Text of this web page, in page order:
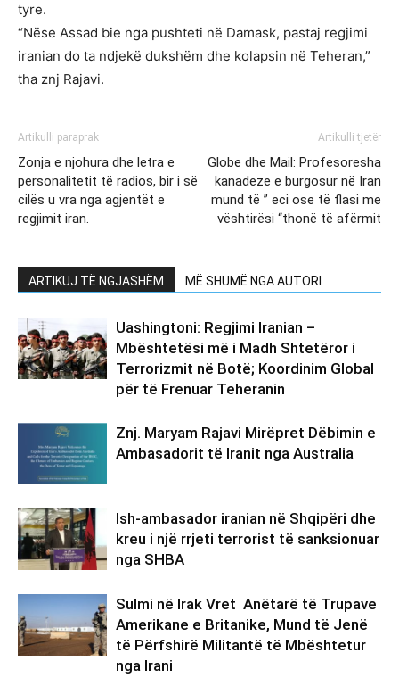
tyre.
“Nëse Assad bie nga pushteti në Damask, pastaj regjimi
iranian do ta ndjekë dukshëm dhe kolapsin në Teheran,”
tha znj Rajavi.
Artikulli paraprak
Zonja e njohura dhe letra e
personalitetit të radios, bir i së
cilës u vra nga agjentët e
regjimit iran.
Artikulli tjetër
Globe dhe Mail: Profesoresha
kanadeze e burgosur në Iran
mund të ” eci ose të flasi me
vështirësi “thonë të afërmit
ARTIKUJ TË NGJASHËM MË SHUMË NGA AUTORI
Uashingtoni: Regjimi Iranian –
Mbështetësi më i Madh Shtetëror i
Terrorizmit në Botë; Koordinim Global
për të Frenuar Teheranin
Znj. Maryam Rajavi Mirëpret Dëbimin e
Ambasadorit të Iranit nga Australia
Ish-ambasador iranian në Shqipëri dhe
kreu i një rrjeti terrorist të sanksionuar
nga SHBA
Sulmi në Irak Vret Anëtarë të Trupave
Amerikane e Britanike, Mund të Jenë
të Përfshirë Militantë të Mbështetur
nga Irani